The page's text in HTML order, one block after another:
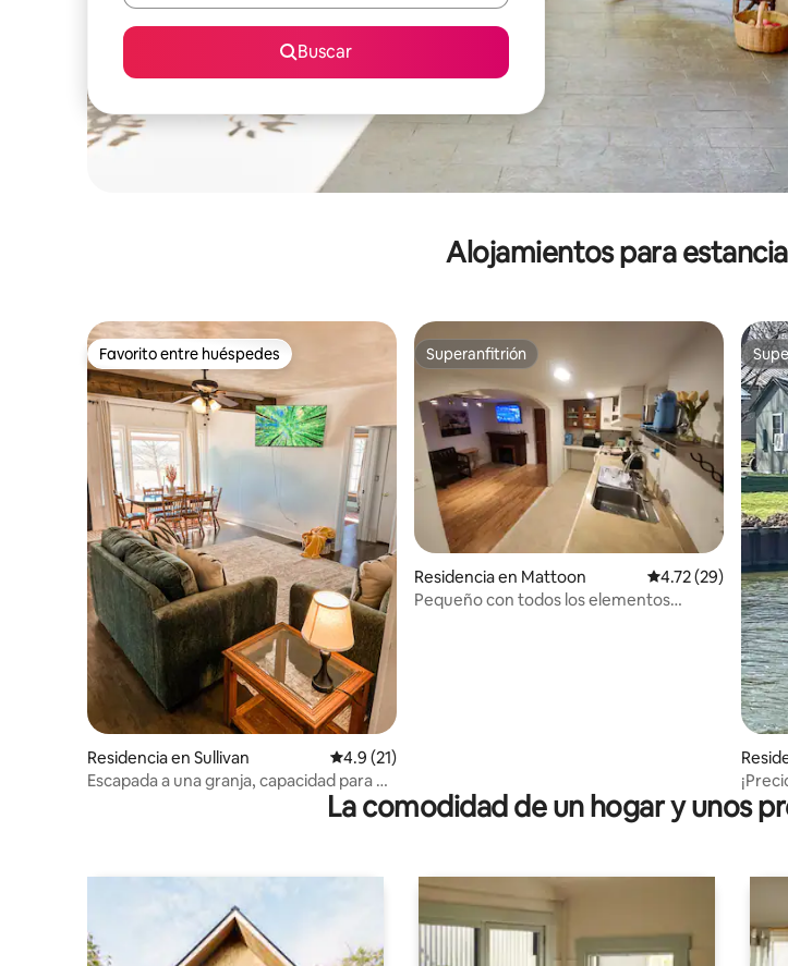
Buscar
Alojamientos para
Favorito entre huéspedes
Favorito entre huéspedes
Residencia en Sullivan Calificación promedio: 4.9 de 5; 21 evaluaciones
4.9 (21)
Escapada a una granja, capacidad para 8
Superanfitrión
Superanfitrión
Residencia en Mattoon Calificación
4.72 (29)
Pequeño con todos los elementos
La comodidad de un hogar y unos